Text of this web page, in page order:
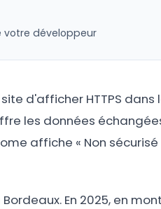
votre développeur
d'afficher HTTPS
les données
affiche « Non
En 2025, en